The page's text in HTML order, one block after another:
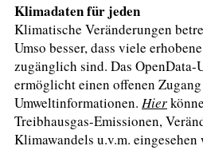
Klimadaten für jeden
Klimatische Veränderungen
Umso besser, dass viele
zugänglich sind. Das OpenData-
ermöglicht einen offenen
Umweltinformationen. Hier
Treibhausgas-Emissionen,
Klimawandels u.v.m. eingesehen